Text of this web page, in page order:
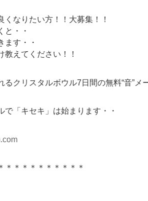
なりたい方！！大募集！！
と・・
ます・・
教えてください！！
るクリスタルボウル7日間の無料“音”メ
で「キセキ」は始まります・・
＊＊＊＊＊＊＊＊＊＊